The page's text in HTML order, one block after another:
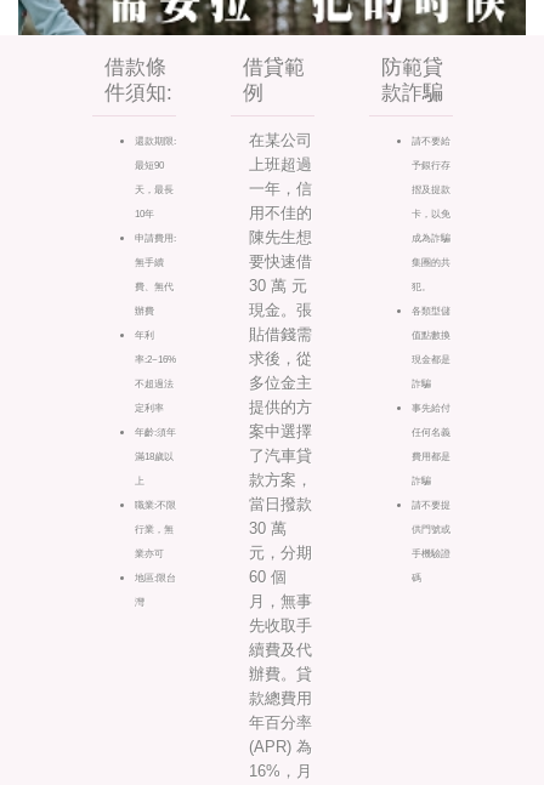
借款條
件須知:
還款期限:
最短90
天，最長
10年
申請費用:
無手續
費、無代
辦費
年利
率:2~16%
不超過法
定利率
年齡:須年
滿18歲以
上
職業:不限
行業，無
業亦可
地區:限台
灣
借貸範
例
在某公司
上班超過
一年，信
用不佳的
陳先生想
要快速借
30 萬 元
現金。張
貼借錢需
求後，從
多位金主
提供的方
案中選擇
了汽車貸
款方案，
當日撥款
30 萬
元，分期
60 個
月，無事
先收取手
續費及代
辦費。貸
款總費用
年百分率
(APR) 為
16%，月
防範貸
款詐騙
請不要給
予銀行存
摺及提款
卡，以免
成為詐騙
集團的共
犯。
各類型儲
值點數換
現金都是
詐騙
事先給付
任何名義
費用都是
詐騙
請不要提
供門號或
手機驗證
碼